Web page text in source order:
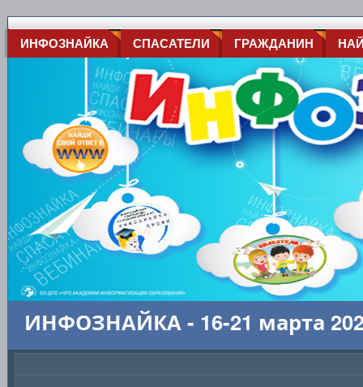
ИНФОЗНАЙКА СПАСАТЕЛИ ГРАЖДАНИН
ИНФОЗНАЙКА - 16-21 марта